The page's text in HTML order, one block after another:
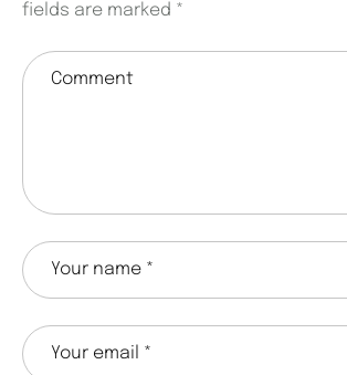
fields are marked *